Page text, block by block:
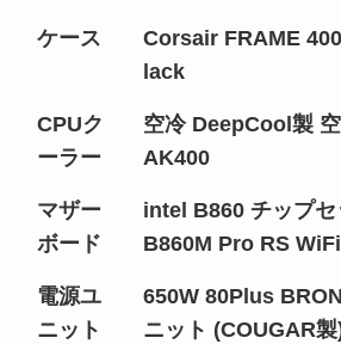
ケース
Corsair FRAME
lack
CPUク
ーラー
空冷 DeepCool製
AK400
マザー
ボード
intel B860 チップ
B860M Pro RS WiFi
電源ユ
ニット
650W 80Plus
ニット (COUGAR製